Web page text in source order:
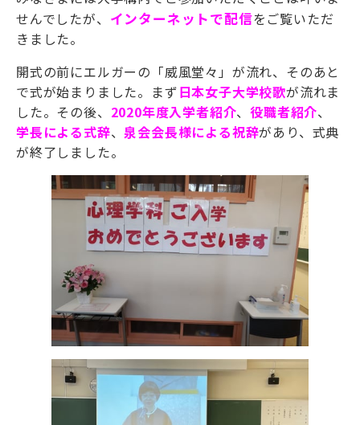
せんでしたが、 インターネットで配信をご覧いただ
きました。
開式の前にエルガーの「威風堂々」が流れ、そのあと
で式が始まりました。まず日本女子大学校歌が流れま
した。その後、 2020年度入学者紹介、役職者紹介、
学長による式辞、泉会会長様による祝辞があり、式典
が終了しました。